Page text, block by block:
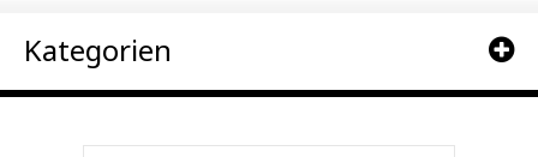
Kategorien